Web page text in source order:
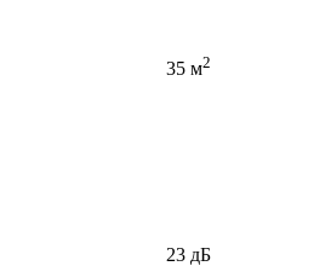
35 м2
23 дБ